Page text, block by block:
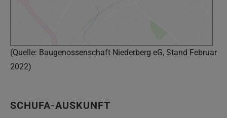
(Quelle: Baugenossenschaft Niederberg eG, Stand Februar
2022)
SCHUFA-AUSKUNFT